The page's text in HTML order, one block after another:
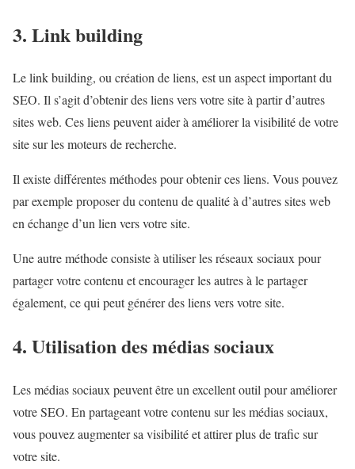
3. Link building
Le link building, ou création de liens, est un aspect important du
SEO. Il s’agit d’obtenir des liens vers votre site à partir d’autres
sites web. Ces liens peuvent aider à améliorer la visibilité de votre
site sur les moteurs de recherche.
Il existe différentes méthodes pour obtenir ces liens. Vous pouvez
par exemple proposer du contenu de qualité à d’autres sites web
en échange d’un lien vers votre site.
Une autre méthode consiste à utiliser les réseaux sociaux pour
partager votre contenu et encourager les autres à le partager
également, ce qui peut générer des liens vers votre site.
4. Utilisation des médias sociaux
Les médias sociaux peuvent être un excellent outil pour améliorer
votre SEO. En partageant votre contenu sur les médias sociaux,
vous pouvez augmenter sa visibilité et attirer plus de trafic sur
votre site.